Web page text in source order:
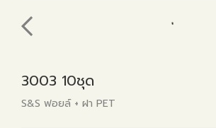
3003 10ชุด
S&S ฟอยล์ + ฝา PET